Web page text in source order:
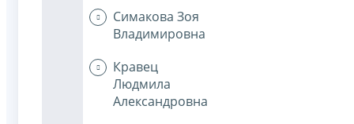
Симакова Зоя
Владимировна
Кравец
Людмила
Александровна